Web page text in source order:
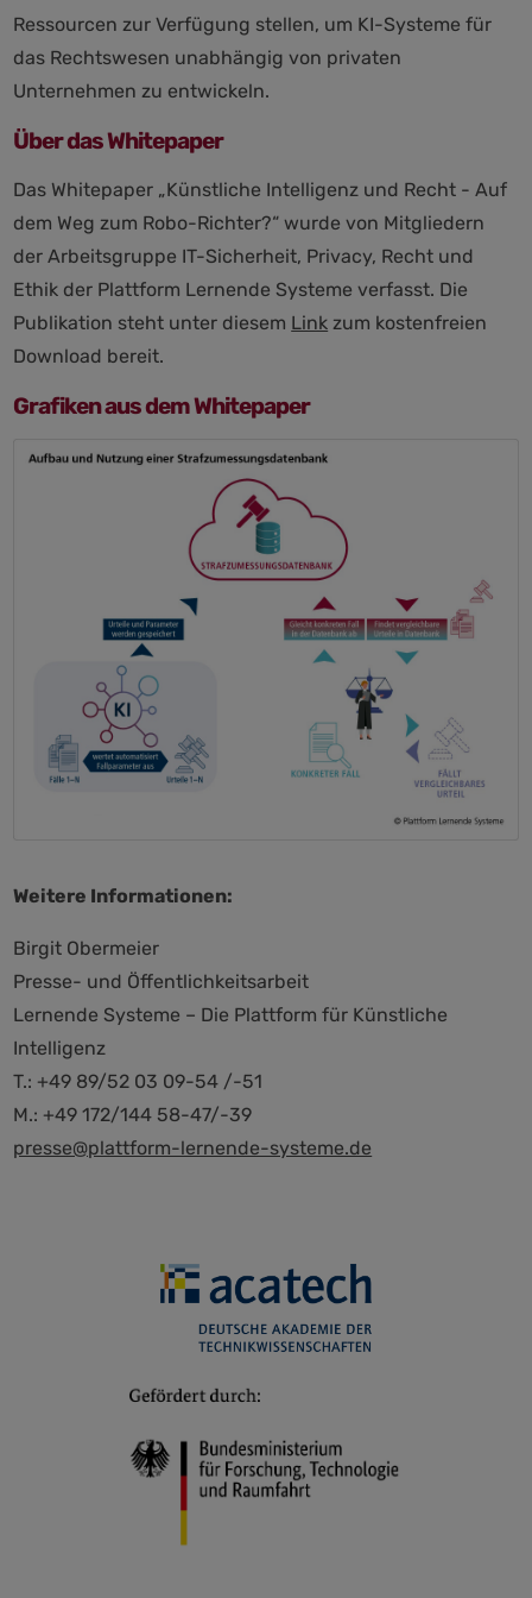
Ressourcen zur Verfügung stellen, um KI-Systeme für
das Rechtswesen unabhängig von privaten
Unternehmen zu entwickeln.
Über das Whitepaper
Das Whitepaper „Künstliche Intelligenz und Recht - Auf
dem Weg zum Robo-Richter?“ wurde von Mitgliedern
der Arbeitsgruppe IT-Sicherheit, Privacy, Recht und
Ethik der Plattform Lernende Systeme verfasst. Die
Publikation steht unter diesem Link zum kostenfreien
Download bereit.
Grafiken aus dem Whitepaper
Weitere Informationen:
Birgit Obermeier
Presse- und Öffentlichkeitsarbeit
Lernende Systeme – Die Plattform für Künstliche
Intelligenz
T.: +49 89/52 03 09-54 /-51
M.: +49 172/144 58-47/-39
presse@plattform-lernende-systeme.de